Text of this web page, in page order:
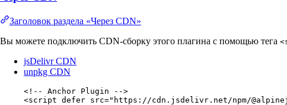
Заголовок раздела «Через CDN»
Вы можете подключить CDN-сборку этого плагина с помощью тега
jsDelivr CDN
unpkg CDN
<!-- Anchor Plugin -->
<script defer src=" https://cdn.jsdelivr.net/npm/